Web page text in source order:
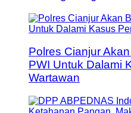
Polres Cianjur
PWI Untuk Dalami
Wartawan